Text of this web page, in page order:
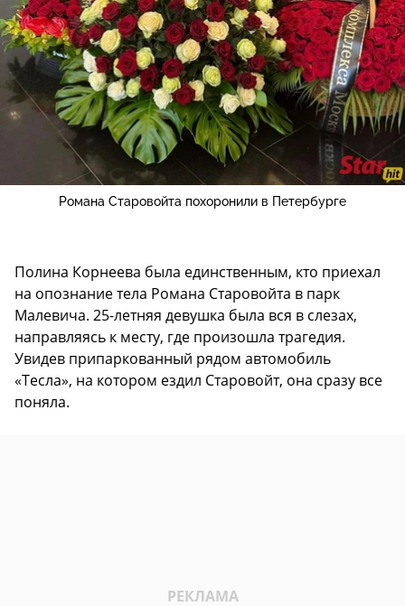
Романа Старовойта похоронили в Петербурге
Полина Корнеева была единственным, кто приехал
на опознание тела Романа Старовойта в парк
Малевича. 25-летняя девушка была вся в слезах,
направляясь к месту, где произошла трагедия.
Увидев припаркованный рядом автомобиль
«Тесла», на котором ездил Старовойт, она сразу все
поняла.